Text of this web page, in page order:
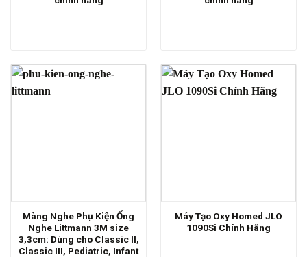
Màng Nghe Phụ Kiện Ống
Nghe Littmann 3M size
3,3cm: Dùng cho Classic II,
Classic III, Pediatric, Infant
Máy Tạo Oxy Homed JLO
1090Si Chính Hãng